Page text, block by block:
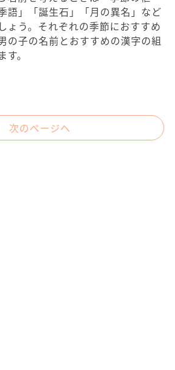
語」「誕生石」「月の異名」など
ょう。それぞれの季節におすすめ
の子の名前とおすすめの漢字の組
。
次のページへ